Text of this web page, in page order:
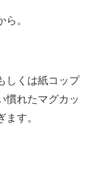
。
しくは紙コップ
慣れたマグカッ
す。